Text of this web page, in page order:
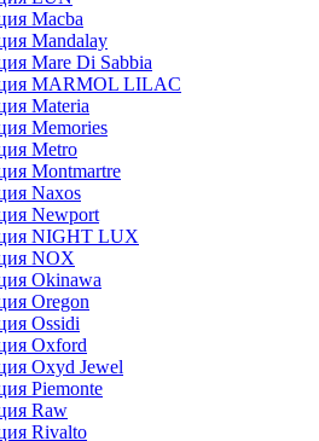
Macba
Mandalay
Mare Di Sabbia
MARMOL LILAC
Materia
Memories
Metro
Montmartre
Naxos
Newport
NIGHT LUX
NOX
Okinawa
Oregon
Ossidi
Oxford
Oxyd Jewel
Piemonte
Raw
Rivalto